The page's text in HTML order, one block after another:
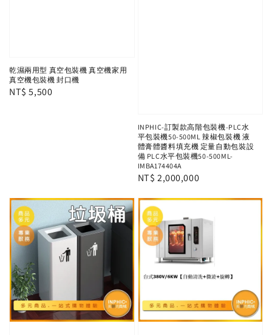
乾濕兩用型 真空包裝機 真空機家用
真空機包裝機 封口機
Regular
NT$ 5,500
INPHIC-訂製款高階包裝機-PLC水
平包裝機50-500ML 辣椒包裝機 液
體膏體醬料填充機 定量自動包裝設
備 PLC水平包裝機50-500ML-
IMBA174404A
Regular
NT$ 2,000,000